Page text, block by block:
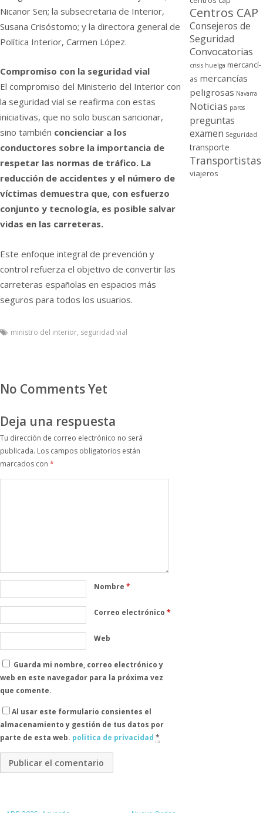
Nicanor Sen; la subsecretaria de Interior,
Susana Crisóstomo; y la directora general de
Política Interior, Carmen López.
Compromiso con la seguridad vial
El compromiso del Ministerio del Interior con
la seguridad vial se reafirma con estas
iniciativas, que no solo buscan sancionar,
sino también concienciar a los
conductores sobre la importancia de
respetar las normas de tráfico. La
reducción de accidentes y el número de
víctimas demuestra que, con esfuerzo
conjunto y tecnología, es posible salvar
vidas en las carreteras.
Este enfoque integral de prevención y
control refuerza el objetivo de convertir las
carreteras españolas en espacios más
seguros para todos los usuarios.
ministro del interior, seguridad vial
No Comments Yet
Deja una respuesta
Tu dirección de correo electrónico no será
publicada. Los campos obligatorios están
marcados con *
Nombre*
Correo electrónico*
Web
Guarda mi nombre, correo electrónico y
web en este navegador para la próxima vez
que comente.
Al usar este formulario consientes el
almacenamiento y gestión de tus datos por
parte de esta web. politica de privacidad *
Centros CAP
Consejeros de
Seguridad
Convocatorias
crisis huelga mercancí­
as mercancí­as
peligrosas Navarra
Noticias paros
preguntas
examen Seguridad
transporte
Transportistas
viajeros